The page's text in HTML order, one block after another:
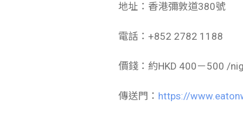
地址：香港彌敦道380號
電話：+852 2782 1188
價錢：約HKD 400－500 /
傳送門： https://